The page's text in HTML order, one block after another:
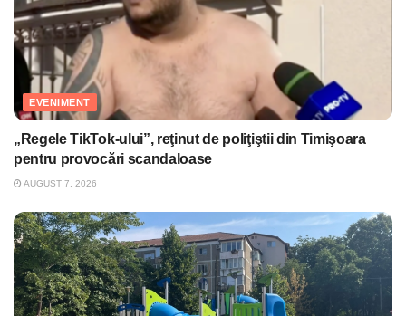
EVENIMENT
„Regele TikTok-ului”, reţinut de poliţiştii din Timişoara
pentru provocări scandaloase
AUGUST 7, 2026